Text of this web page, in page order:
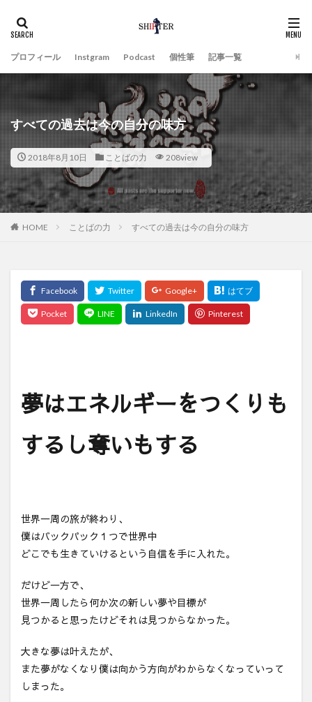
プロフィール Instgram Podcast 個性筆 記事一覧
すべての過去は今の自分の味方
2018年8月10日 ことばの力 208view
HOME ことばの力 すべての過去は今の自分の味方
夢はエネルギーをつくりも
するし奪いもする
世界一周の旅が終わり、
僕はバックパック１つで世界中
どこでも生きていけるという自信を手に入れた。
だけど一方で、
世界一周したら何か次の新しい夢や目標が
見つかると思ったけどそれは見つからなかった。
大きな夢は叶えたが、
また夢がなくなり僕は向かう方向がわからなくなっていって
しまった。